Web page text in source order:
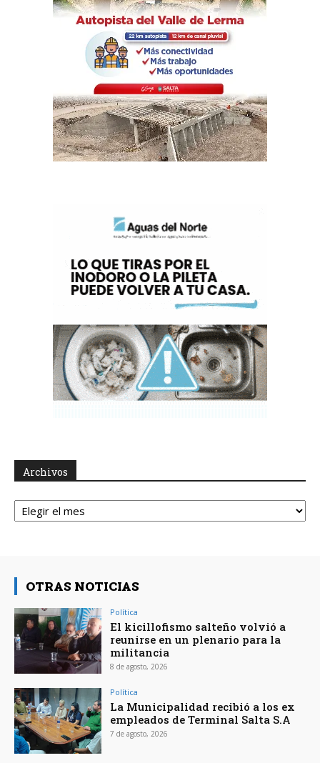
Archivos
Archivos
OTRAS NOTICIAS
Política
El kicillofismo salteño volvió a
reunirse en un plenario para la
militancia
8 de agosto, 2026
Política
La Municipalidad recibió a los ex
empleados de Terminal Salta S.A
7 de agosto, 2026